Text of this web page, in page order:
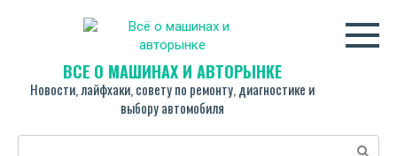
ВСЁ О МАШИНАХ И АВТОРЫНКЕ
Новости, лайфхаки, совету по ремонту, диагностике и
выбору автомобиля
Поиск: